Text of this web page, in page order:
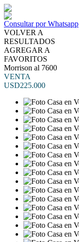
Consultar por Whatsapp
VOLVER A
RESULTADOS
AGREGAR A
FAVORITOS
Morrison al 7600
VENTA
USD225.000